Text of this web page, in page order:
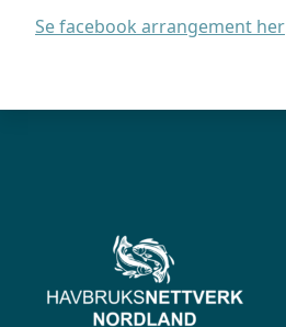
Se facebook arrangement her